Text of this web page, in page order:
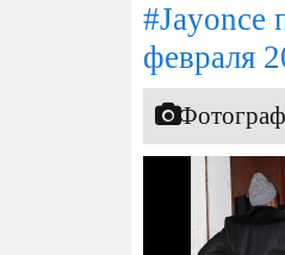
#Jayonce
февраля